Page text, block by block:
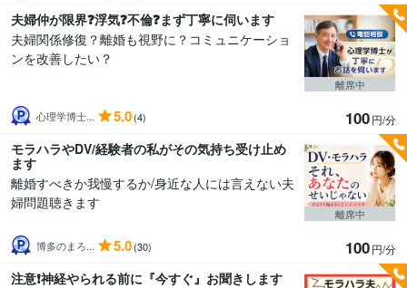
夫婦仲が限界❓️浮気❓️不倫❓️まず丁寧に伺います
夫婦関係修復？離婚も視野に？コミュニケーショ
ンを改善したい？
心理学博士... 5.0(4) 100円/分
離席中
モラハラやDV/経験者の私がその気持ち受け止め
ます
離婚すべきか我慢するか/身近な人には言えない夫
婦問題聴きます
博多のまろ... 5.0(30) 100円/分
離席中
注意❗神経やられる前に『今すぐ』お聞きします